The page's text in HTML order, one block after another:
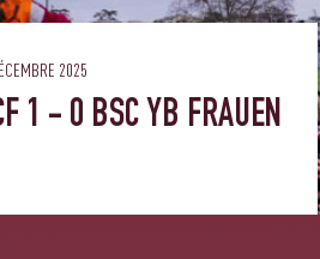
2025
1 - 0 BSC YB FRAUEN